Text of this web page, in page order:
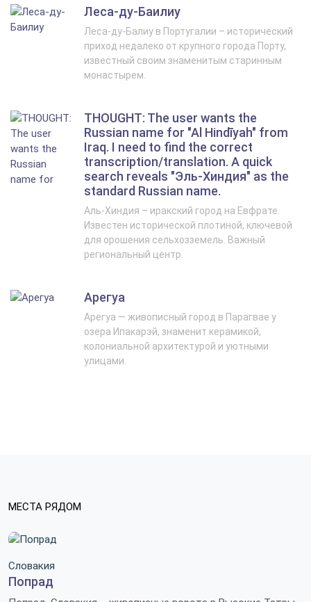
Леса-ду-Баилиу
Леса-ду-Балиу в Португалии – исторический
приход недалеко от крупного города Порту,
известный своим знаменитым старинным
монастырем.
THOUGHT: The user wants the
Russian name for "Al Hindīyah" from
Iraq. I need to find the correct
transcription/translation. A quick
search reveals "Эль-Хиндия" as the
standard Russian name.
Аль-Хиндия – иракский город на Евфрате.
Известен исторической плотиной, ключевой
для орошения сельхозземель. Важный
региональный центр.
Арегуа
Арегуа — живописный город в Парагвае у
озера Ипакарэй, знаменит керамикой,
колониальной архитектурой и уютными
улицами.
МЕСТА РЯДОМ
Словакия
Попрад